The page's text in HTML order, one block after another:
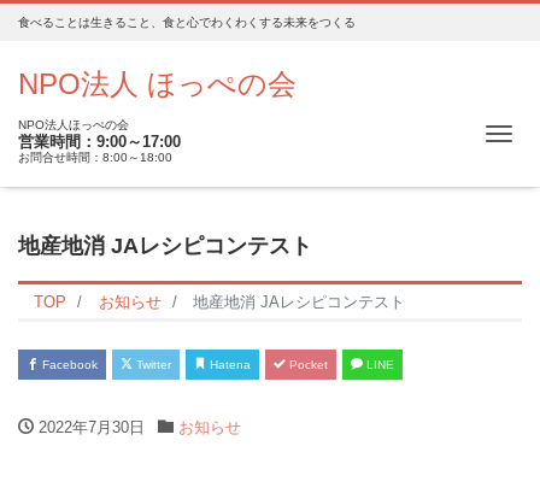
食べることは生きること、食と心でわくわくする未来をつくる
NPO法人 ほっぺの会
NPO法人ほっぺの会
営業時間：9:00～17:00
お問合せ時間：8:00～18:00
地産地消 JAレシピコンテスト
TOP お知らせ 地産地消 JAレシピコンテスト
Facebook Twitter Hatena Pocket LINE
2022年7月30日 お知らせ